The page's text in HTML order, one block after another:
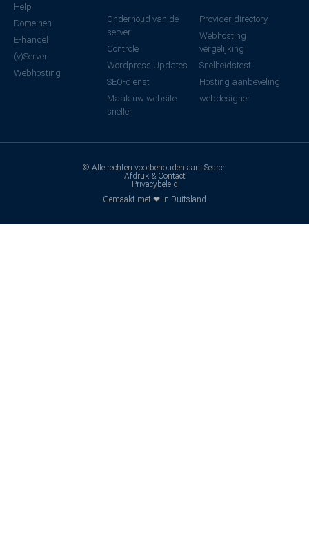
Help
Domeinen
E-handel
(v)Server
Webhosting
Onderhoud van de
server
Controle
Wordpress Updates
SEO-dienst
Maak uw website
sneller
Provider directory
Webhosting
vergelijking
Snelheidstest
Hosting aanbeveling
webdesigner
© Alle rechten voorbehouden aan iSearch
Afdruk & Contact
Privacybeleid
Gemaakt met ❤ in Duitsland